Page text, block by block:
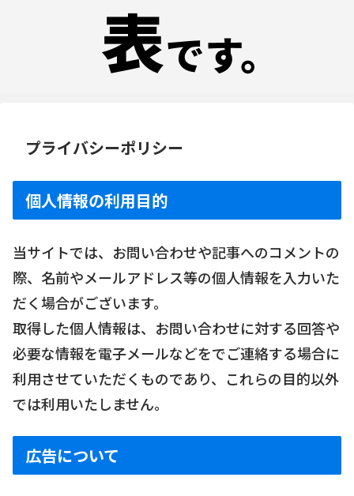
プライバシーポリシー
個人情報の利用目的
当サイトでは、お問い合わせや記事へのコメントの
際、名前やメールアドレス等の個人情報を入力いた
だく場合がございます。
取得した個人情報は、お問い合わせに対する回答や
必要な情報を電子メールなどをでご連絡する場合に
利用させていただくものであり、これらの目的以外
では利用いたしません。
広告について